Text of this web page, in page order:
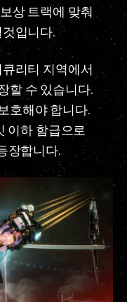
상 트랙에 맞춰
입니다.
리티 지역에서
할 수 있습니다.
호해야 합니다.
이하 함급으로
장합니다.